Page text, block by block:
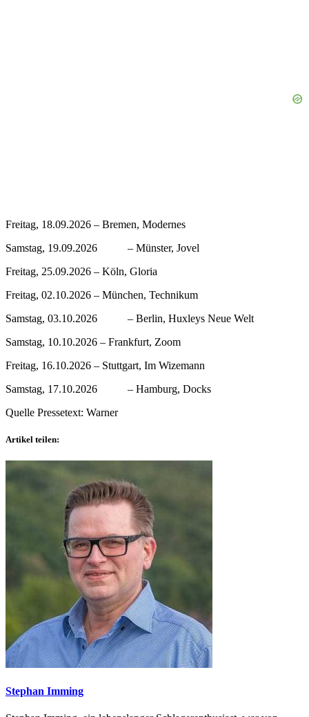
Freitag, 18.09.2026 – Bremen, Modernes
Samstag, 19.09.2026 – Münster, Jovel
Freitag, 25.09.2026 – Köln, Gloria
Freitag, 02.10.2026 – München, Technikum
Samstag, 03.10.2026 – Berlin, Huxleys Neue Welt
Samstag, 10.10.2026 – Frankfurt, Zoom
Freitag, 16.10.2026 – Stuttgart, Im Wizemann
Samstag, 17.10.2026 – Hamburg, Docks
Quelle Pressetext: Warner
Artikel teilen:
Stephan Imming